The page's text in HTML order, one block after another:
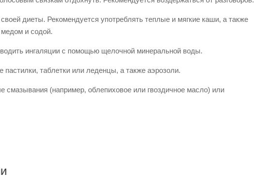
диеты. Рекомендуется употреблять теплые и мягкие каши, а также
медом и содой.
ингаляции с помощью щелочной минеральной воды.
таблетки или леденцы, а также аэрозоли.
(например, облепиховое или гвоздичное масло) или